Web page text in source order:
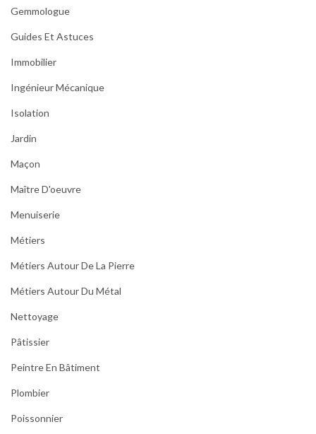
Gemmologue
Guides Et Astuces
Immobilier
Ingénieur Mécanique
Isolation
Jardin
Maçon
Maître D'oeuvre
Menuiserie
Métiers
Métiers Autour De La Pierre
Métiers Autour Du Métal
Nettoyage
Pâtissier
Peintre En Bâtiment
Plombier
Poissonnier